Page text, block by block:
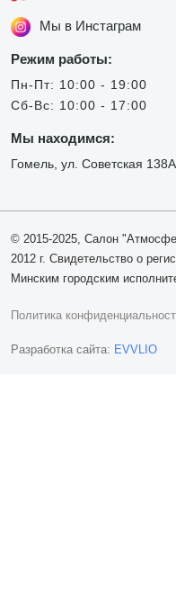
Мы в Инстаграм
Режим работы:
Пн-Пт: 10:00 - 19:00
Сб-Вс: 10:00 - 17:00
Мы находимся:
Гомель, ул. Советская 138А
© 2015-2025, Салон
2012 г. Свидетельство о
Минским городским
Политика
Разработка сайта: EVVLIO